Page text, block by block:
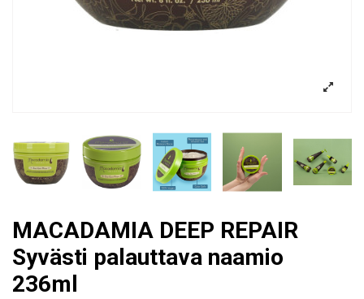
MACADAMIA DEEP REPAIR
Syvästi palauttava naamio
236ml